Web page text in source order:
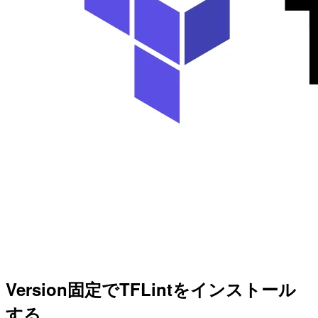
Version固定でTFLintをインストール